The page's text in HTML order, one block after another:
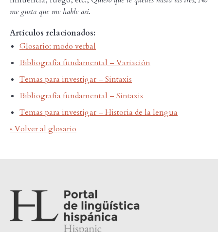
me gusta que me hable así.
Artículos relacionados:
Glosario: modo verbal
Bibliografía fundamental – Variación
Temas para investigar – Sintaxis
Bibliografía fundamental – Sintaxis
Temas para investigar – Historia de la lengua
« Volver al glosario